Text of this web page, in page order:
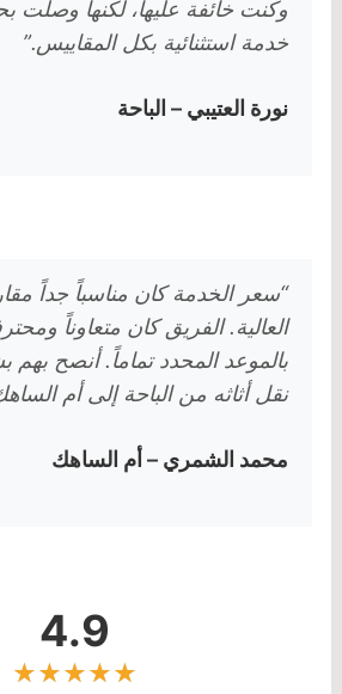
وكنت خائفة عليها، لكنها وصلت
خدمة استثنائية بكل المقاييس.”
نورة العتيبي – الباحة
“سعر الخدمة كان مناسباً جداً
العالية. الفريق كان متعاوناً
بالموعد المحدد تماماً. أنصح بهم
نقل أثاثه من الباحة إلى أم
محمد الشمري – أم الساهك
4.9